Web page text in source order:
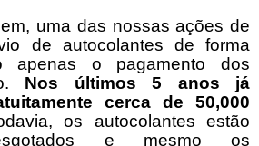
uma das nossas ações de
de autocolantes de forma
apenas o pagamento dos
Nos últimos 5 anos já
cerca de 50,000
os autocolantes estão
e mesmo os